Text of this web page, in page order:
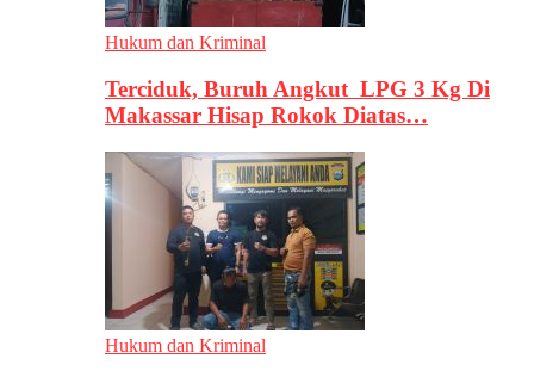
Hukum dan Kriminal
Terciduk, Buruh Angkut LPG 3 Kg Di
Makassar Hisap Rokok Diatas…
Hukum dan Kriminal